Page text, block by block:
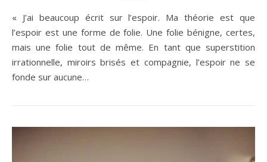
« J’ai beaucoup écrit sur l’espoir. Ma théorie est que
l’espoir est une forme de folie. Une folie bénigne, certes,
mais une folie tout de même. En tant que superstition
irrationnelle, miroirs brisés et compagnie, l’espoir ne se
fonde sur aucune…